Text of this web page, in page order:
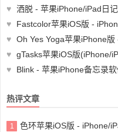
♥ 洒脱 - 苹果iPhone/iPad日
♥
Fastcolor苹果iOS版 -
♥ Oh Yes Yoga苹果iPhone
♥ gTasks苹果iOS版(iPhone/
♥
Blink - 苹果iPhone备忘录
热评文章
1 色环苹果iOS版 - iPhone/